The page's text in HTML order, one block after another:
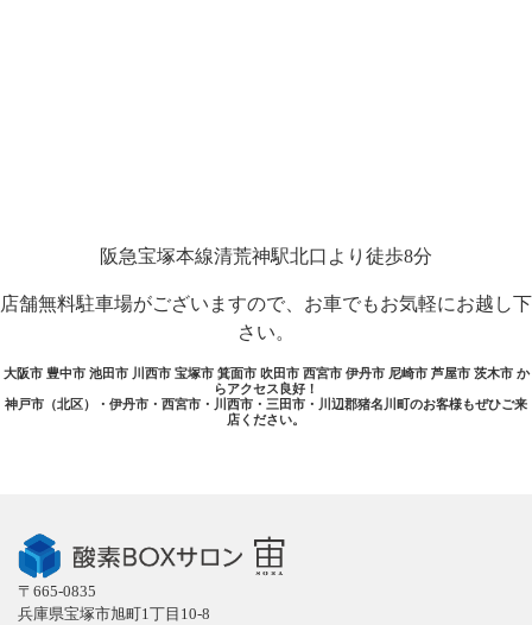
阪急宝塚本線清荒神駅北口より徒歩8分
店舗無料駐車場がございますので、お車でもお気軽にお越し下
さい。
大阪市 豊中市 池田市 川西市 宝塚市 箕面市 吹田市 西宮市 伊丹市 尼崎市 芦屋市 茨木市 か
らアクセス良好！
神戸市（北区）・伊丹市・西宮市・川西市・三田市・川辺郡猪名川町のお客様もぜひご来
店ください。
〒665-0835
兵庫県宝塚市旭町1丁目10-8